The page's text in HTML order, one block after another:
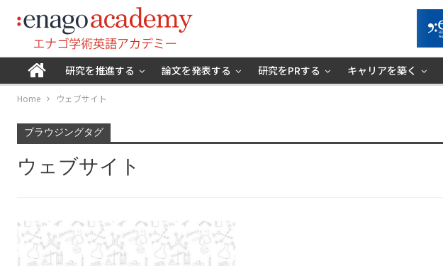
研究を推進する 論文を発表する 研究をPRする キャリアを築く
Home ウェブサイト
ブラウジングタグ
ウェブサイト